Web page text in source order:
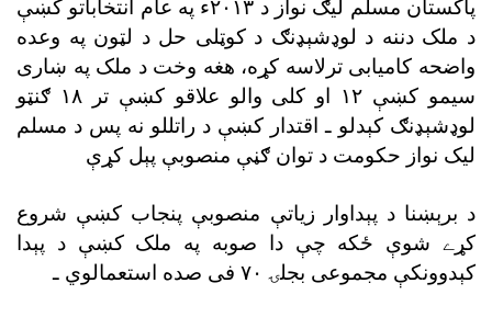
پاکستان مسلم ليګ نواز د ٢٠١٣ء په عام انتخاباتو کښې
د ملک دننه د لوډشېډنګ د کوټلى حل د لټون په وعده
واضحه کاميابى ترلاسه کړه، هغه وخت د ملک په ښارى
سيمو کښې ١٢ او کلى والو علاقو کښې تر ١٨ ګنټو
لوډشېډنګ کېدلو ـ اقتدار کښې د راتللو نه پس د مسلم
ليک نواز حکومت د توان ګڼې منصوبې پېل کړې
د برېښنا د پېداوار زياتې منصوبې پنجاب کښې شروع
کړے شوې ځکه چې دا صوبه په ملک کښې د پېدا
کېدوونکې مجموعى بجلۍ ٧٠ فى صده استعمالوي ـ